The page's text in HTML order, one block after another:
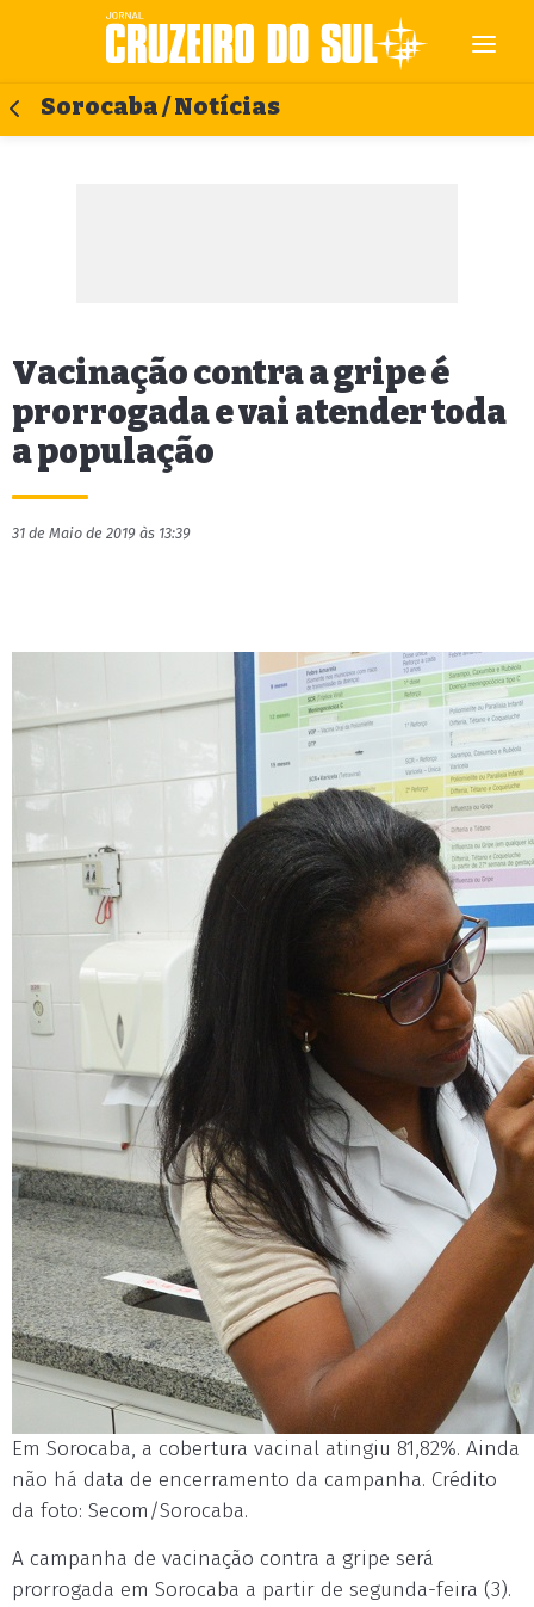
Sorocaba / Notícias
Vacinação contra a gripe é
prorrogada e vai atender toda
a população
31 de Maio de 2019 às 13:39
Em Sorocaba, a cobertura vacinal atingiu 81,82%. Ainda
não há data de encerramento da campanha. Crédito
da foto: Secom/Sorocaba.
A campanha de vacinação contra a gripe será
prorrogada em Sorocaba a partir de segunda-feira (3).